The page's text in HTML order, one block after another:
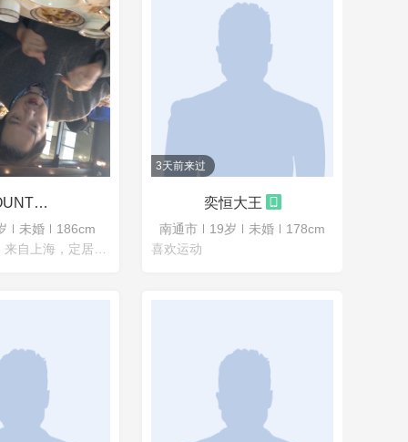
COUNTJohnnEoWick
未婚
186cm
3天前来过
奕恒大王
南通市 19岁 未婚
178cm
喜欢运动